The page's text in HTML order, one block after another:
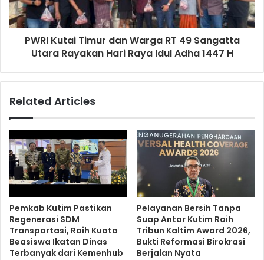
PWRI Kutai Timur dan Warga RT 49 Sangatta
Utara Rayakan Hari Raya Idul Adha 1447 H
Related Articles
Pemkab Kutim Pastikan
Regenerasi SDM
Transportasi, Raih Kuota
Beasiswa Ikatan Dinas
Terbanyak dari Kemenhub
Pelayanan Bersih Tanpa
Suap Antar Kutim Raih
Tribun Kaltim Award 2026,
Bukti Reformasi Birokrasi
Berjalan Nyata